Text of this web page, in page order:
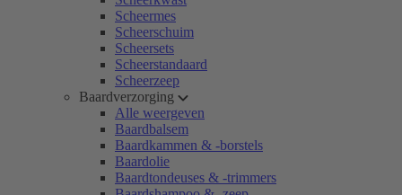
Scheermes
Scheerschuim
Scheersets
Scheerstandaard
Scheerzeep
Baardverzorging
Alle weergeven
Baardbalsem
Baardkammen & -borstels
Baardolie
Baardtondeuses & -trimmers